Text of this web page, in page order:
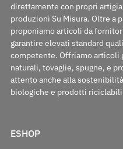
direttamente con propri
produzioni Su Misura. Oltre a
proponiamo articoli da
garantire elevati standard
competente. Offriamo articoli
naturali, tovaglie, spugne, e
attento anche alla
biologiche e prodotti
ESHOP